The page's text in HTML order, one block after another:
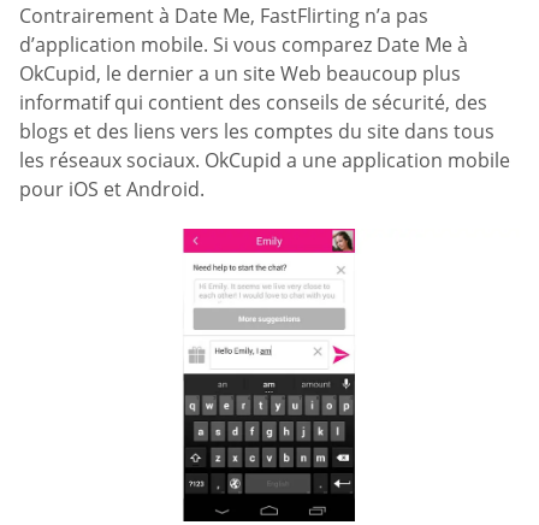
Contrairement à Date Me, FastFlirting n’a pas
d’application mobile. Si vous comparez Date Me à
OkCupid, le dernier a un site Web beaucoup plus
informatif qui contient des conseils de sécurité, des
blogs et des liens vers les comptes du site dans tous
les réseaux sociaux. OkCupid a une application mobile
pour iOS et Android.